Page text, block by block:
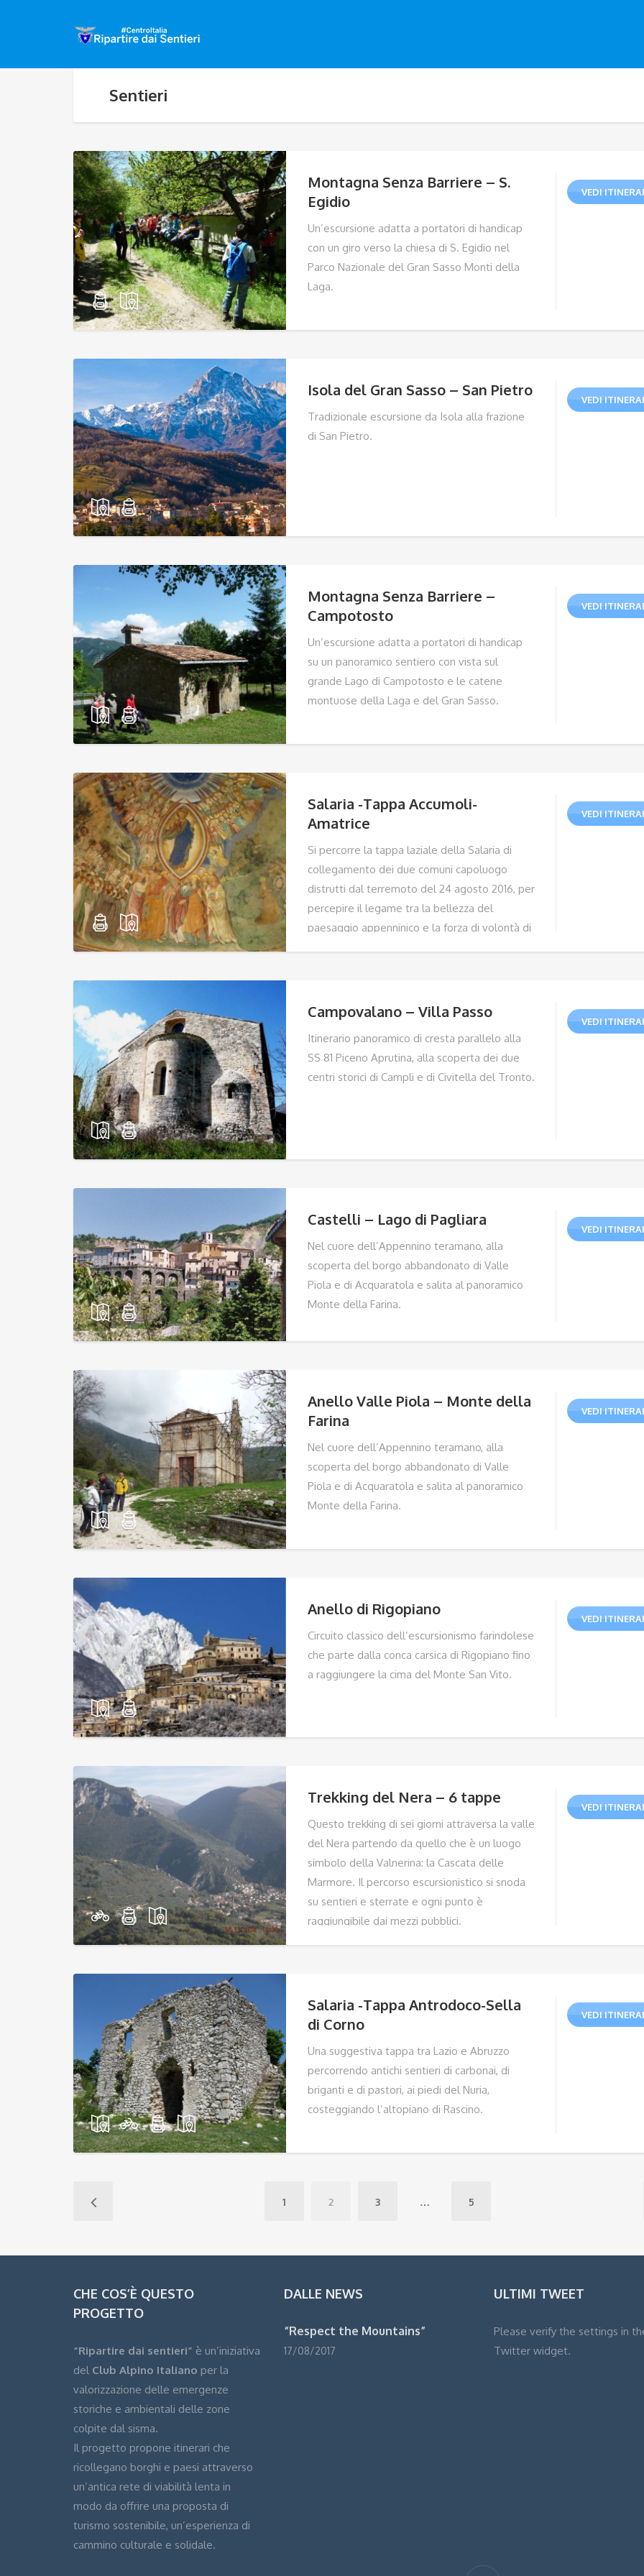
Sentieri
Montagna Senza Barriere – S.
Egidio
Un’escursione adatta a portatori di handicap
con un giro verso la chiesa di S. Egidio nel
Parco Nazionale del Gran Sasso Monti della
Laga.
VEDI
Isola del Gran Sasso – San Pietro
Tradizionale escursione da Isola alla frazione
di San Pietro.
VEDI
Montagna Senza Barriere –
Campotosto
Un’escursione adatta a portatori di handicap
su un panoramico sentiero con vista sul
grande Lago di Campotosto e le catene
montuose della Laga e del Gran Sasso.
VEDI
Salaria -Tappa Accumoli-
Amatrice
Si percorre la tappa laziale della Salaria di
collegamento dei due comuni capoluogo
distrutti dal terremoto del 24 agosto 2016, per
percepire il legame tra la bellezza del
paesaggio appenninico e la forza di volontà di
VEDI
Campovalano – Villa Passo
Itinerario panoramico di cresta parallelo alla
SS 81 Piceno Aprutina, alla scoperta dei due
centri storici di Campli e di Civitella del Tronto.
VEDI
Castelli – Lago di Pagliara
Nel cuore dell’Appennino teramano, alla
scoperta del borgo abbandonato di Valle
Piola e di Acquaratola e salita al panoramico
Monte della Farina.
VEDI
Anello Valle Piola – Monte della
Farina
Nel cuore dell’Appennino teramano, alla
scoperta del borgo abbandonato di Valle
Piola e di Acquaratola e salita al panoramico
Monte della Farina.
VEDI
Anello di Rigopiano
Circuito classico dell’escursionismo farindolese
che parte dalla conca carsica di Rigopiano fino
a raggiungere la cima del Monte San Vito.
VEDI
Trekking del Nera – 6 tappe
Questo trekking di sei giorni attraversa la valle
del Nera partendo da quello che è un luogo
simbolo della Valnerina: la Cascata delle
Marmore. Il percorso escursionistico si snoda
su sentieri e sterrate e ogni punto è
raggiungibile dai mezzi pubblici.
VEDI
Salaria -Tappa Antrodoco-Sella
di Corno
Una suggestiva tappa tra Lazio e Abruzzo
percorrendo antichi sentieri di carbonai, di
briganti e di pastori, ai piedi del Nuria,
costeggiando l’altopiano di Rascino.
VEDI
1 2 3 … 5
CHE COS’È QUESTO
PROGETTO
“Ripartire dai sentieri” è un’iniziativa
del Club Alpino Italiano per la
valorizzazione delle emergenze
storiche e ambientali delle zone
colpite dal sisma.
Il progetto propone itinerari che
ricollegano borghi e paesi attraverso
un’antica rete di viabilità lenta in
modo da offrire una proposta di
turismo sostenibile, un’esperienza di
cammino culturale e solidale.
DALLE NEWS
“Respect the Mountains”
17/08/2017
ULTIMI TWEET
Please verify the settings in
Twitter widget.